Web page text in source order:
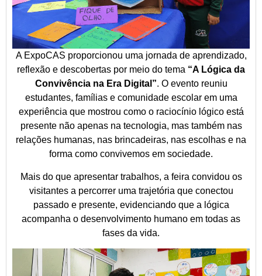
A ExpoCAS proporcionou uma jornada de aprendizado,
reflexão e descobertas por meio do tema “A Lógica da
Convivência na Era Digital”. O evento reuniu
estudantes, famílias e comunidade escolar em uma
experiência que mostrou como o raciocínio lógico está
presente não apenas na tecnologia, mas também nas
relações humanas, nas brincadeiras, nas escolhas e na
forma como convivemos em sociedade.
Mais do que apresentar trabalhos, a feira convidou os
visitantes a percorrer uma trajetória que conectou
passado e presente, evidenciando que a lógica
acompanha o desenvolvimento humano em todas as
fases da vida.